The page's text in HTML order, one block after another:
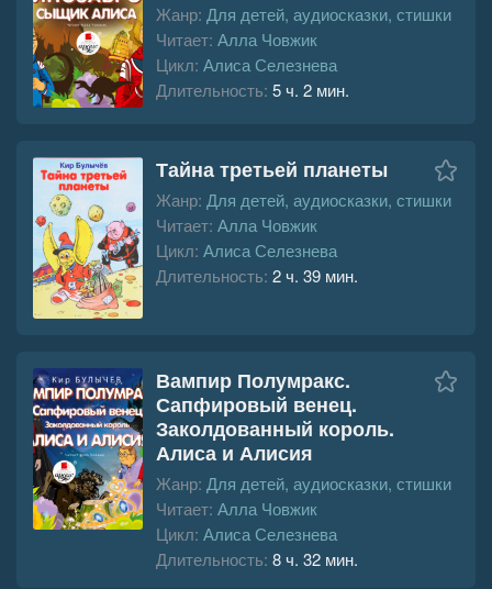
Жанр: Для детей, аудиосказки, стишки
Читает: Алла Човжик
Цикл: Алиса Селезнева
Длительность: 5 ч. 2 мин.
Тайна третьей планеты
Жанр: Для детей, аудиосказки, стишки
Читает: Алла Човжик
Цикл: Алиса Селезнева
Длительность: 2 ч. 39 мин.
Вампир Полумракс.
Сапфировый венец.
Заколдованный король.
Алиса и Алисия
Жанр: Для детей, аудиосказки, стишки
Читает: Алла Човжик
Цикл: Алиса Селезнева
Длительность: 8 ч. 32 мин.